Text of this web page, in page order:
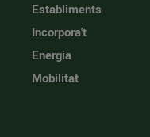
Establiments
Incorpora't
Energia
Mobilitat